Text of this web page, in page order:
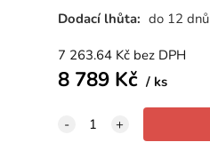
Dodací lhůta: do 12 dnů
7 263.64Kč bez DPH
8 789Kč ks